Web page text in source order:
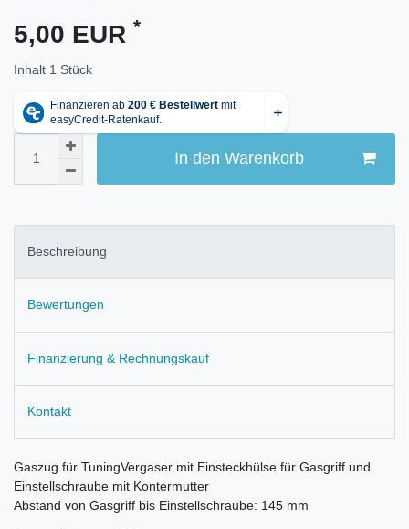
5,00 EUR *
Inhalt 1 Stück
In den Warenkorb
Beschreibung
Bewertungen
Finanzierung & Rechnungskauf
Kontakt
Gaszug für TuningVergaser mit Einsteckhülse für Gasgriff und
Einstellschraube mit Kontermutter
Abstand von Gasgriff bis Einstellschraube: 145 mm